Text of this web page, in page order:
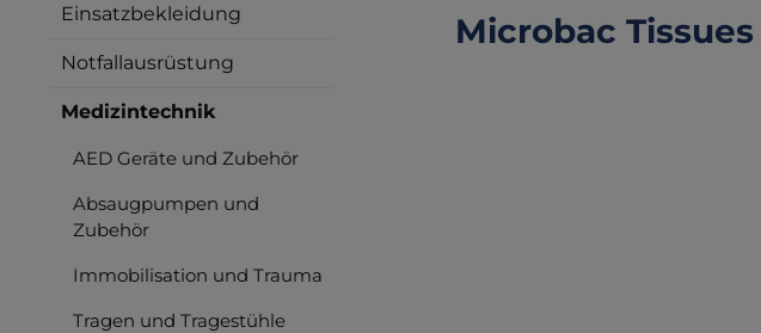
Einsatzbekleidung
Notfallausrüstung
Medizintechnik
AED Geräte und Zubehör
Absaugpumpen und
Zubehör
Immobilisation und Trauma
Tragen und Tragestühle
Microbac